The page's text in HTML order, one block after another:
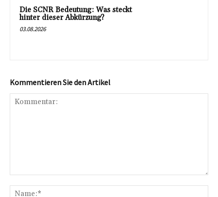
Die SCNR Bedeutung: Was steckt
hinter dieser Abkürzung?
03.08.2026
Kommentieren Sie den Artikel